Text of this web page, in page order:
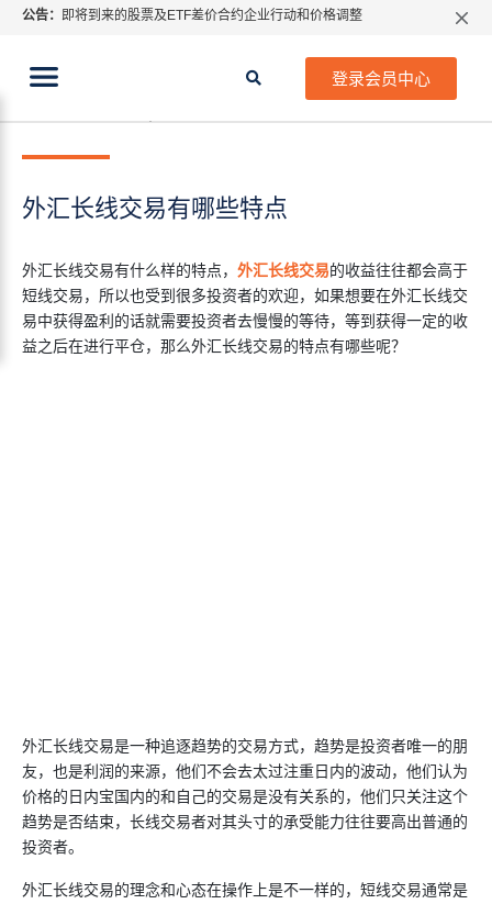
公告： 即将到来的股票及ETF差价合约企业行动和价格调整
登录会员中心
当前位置: 外汇长线交易有哪些特点
外汇长线交易有哪些特点
外汇长线交易有什么样的特点， 外汇长线交易的收益往往都会高于
短线交易，所以也受到很多投资者的欢迎，如果想要在外汇长线交
易中获得盈利的话就需要投资者去慢慢的等待，等到获得一定的收
益之后在进行平仓，那么外汇长线交易的特点有哪些呢？
外汇长线交易是一种追逐趋势的交易方式，趋势是投资者唯一的朋
友，也是利润的来源，他们不会去太过注重日内的波动，他们认为
价格的日内宝国内的和自己的交易是没有关系的，他们只关注这个
趋势是否结束，长线交易者对其头寸的承受能力往往要高出普通的
投资者。
外汇长线交易的理念和心态在操作上是不一样的，短线交易通常是